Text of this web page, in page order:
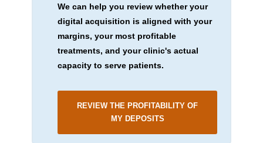
We can help you review whether your
digital acquisition is aligned with your
margins, your most profitable
treatments, and your clinic's actual
capacity to serve patients.
REVIEW THE PROFITABILITY OF
MY DEPOSITS